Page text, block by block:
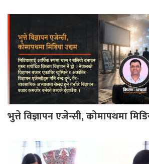
भुत्ते विज्ञापन एजेन्सी, कोमापथमा